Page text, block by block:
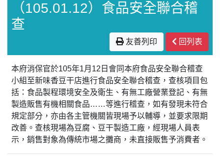
（105.01.12）食品安全聯合稽
查
友善列印 回列表
本府消保官於105年1月12日會同本府食品安全聯合稽查
小組至新味香豆干店進行食品安全聯合稽查，查核項目包
括：食品製程環境安全及衛生、有無工廠營業登記、有無
製造販售有機相關食品……等進行稽查，如有發現未符合
規定部分，亦由各主管機關皆現場予以輔導，並要求限期
改善。查核現場為豆腐、豆干製造工廠，經現場人員表
示，銷售對象為傳統市場之攤商，未直接販售予消費者。